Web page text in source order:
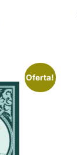
Oferta!